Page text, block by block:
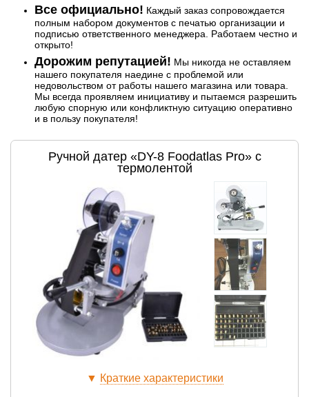
Все официально! Каждый заказ сопровождается
полным набором документов с печатью организации и
подписью ответственного менеджера. Работаем честно и
открыто!
Дорожим репутацией! Мы никогда не оставляем
нашего покупателя наедине с проблемой или
недовольством от работы нашего магазина или товара.
Мы всегда проявляем инициативу и пытаемся разрешить
любую спорную или конфликтную ситуацию оперативно
и в пользу покупателя!
Ручной датер «DY-8 Foodatlas Pro» с
термолентой
▼ Краткие характеристики